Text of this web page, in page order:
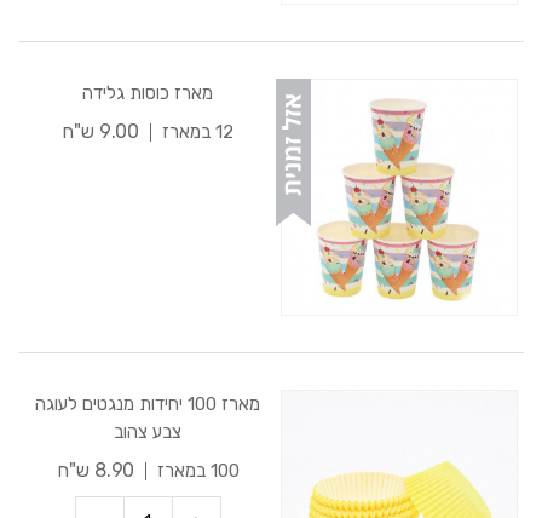
מארז כוסות גלידה
12 במארז
9.00 ש"ח
מארז 100 יחידות מנגטים לעוגה
צבע צהוב
100 במארז
8.90 ש"ח